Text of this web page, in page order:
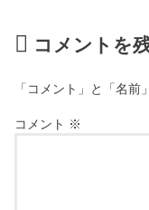
コメントを
「コメント」と「名前
コメント ※